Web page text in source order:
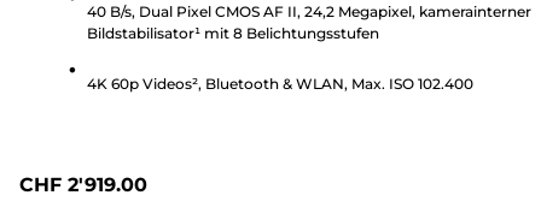
Bewertungen
40 B/s, Dual Pixel CMOS AF II, 24,2 Megapixel, kamerainterner
Bildstabilisator¹ mit 8 Belichtungsstufen
4K 60p Videos², Bluetooth & WLAN, Max. ISO 102.400
CHF 2'919.00